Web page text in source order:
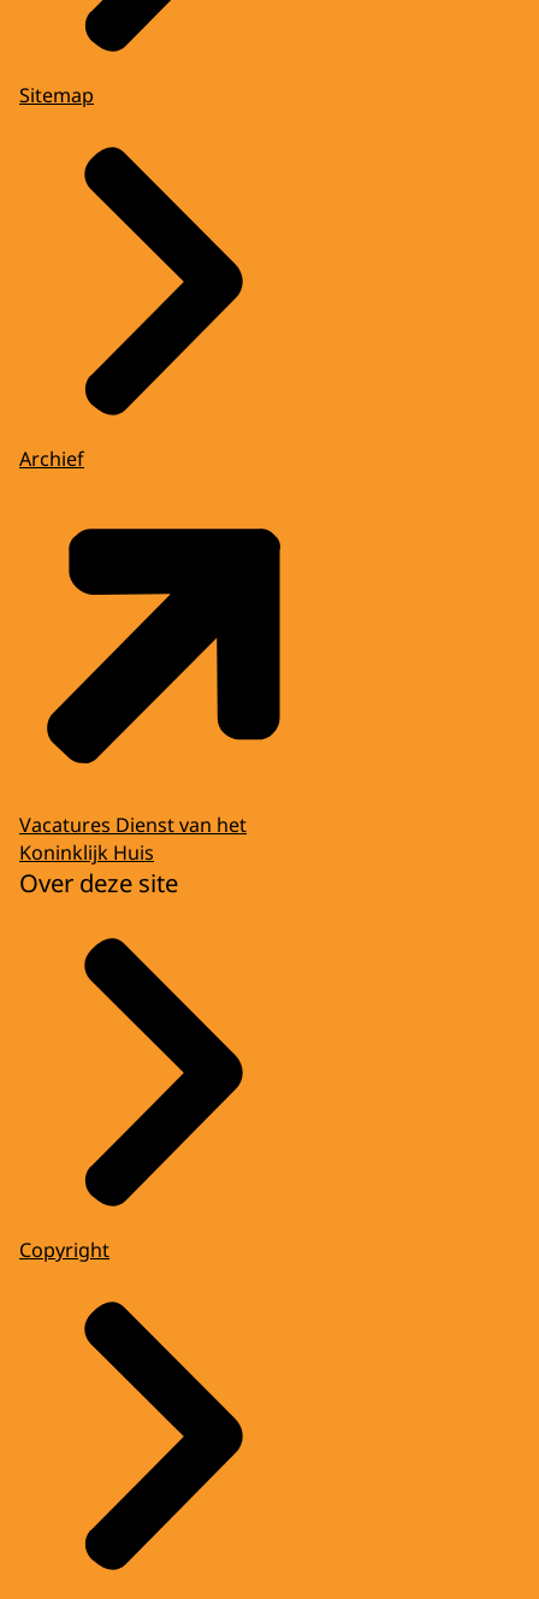
Sitemap
Archief
Vacatures Dienst van het
Koninklijk Huis
Over deze site
Copyright